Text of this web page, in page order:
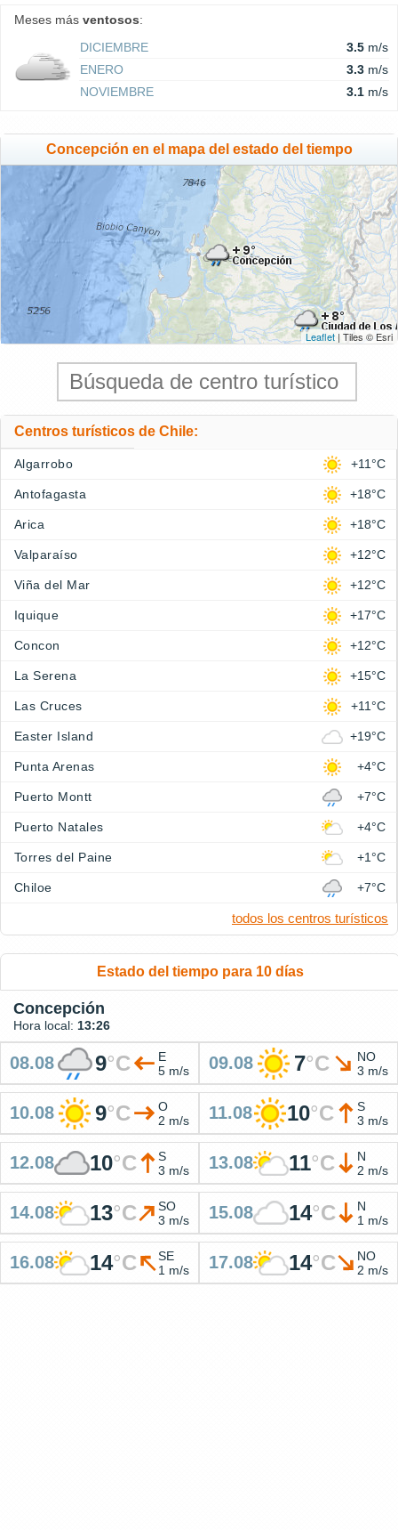
Meses más ventosos:
DICIEMBRE
3.5 m/s
ENERO
3.3 m/s
NOVIEMBRE
3.1 m/s
Concepción en el mapa del estado del tiempo
Leaflet | Tiles © Esri
Centros turísticos de Chile:
Algarrobo +11°C
Antofagasta +18°C
Arica +18°C
Valparaíso +12°C
Viña del Mar +12°C
Iquique +17°C
Concon +12°C
La Serena +15°C
Las Cruces +11°C
Easter Island +19°C
Punta Arenas +4°C
Puerto Montt +7°C
Puerto Natales +4°C
Torres del Paine +1°C
Chiloe +7°C
todos los centros turísticos
Estado del tiempo para 10 días
Concepción
Hora local: 13:26
08.08 9°C
E
5 m/s
09.08 7°C
NO
3 m/s
10.08 9°C
O
2 m/s
11.08 10°C
S
3 m/s
12.08 10°C
S
3 m/s
13.08 11°C
N
2 m/s
14.08 13°C
SO
3 m/s
15.08 14°C
N
1 m/s
16.08 14°C
SE
1 m/s
17.08 14°C
NO
2 m/s